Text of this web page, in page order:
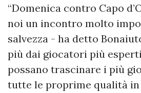
“Domenica contro Capo
noi un incontro molto
salvezza - ha detto
più dai giocatori più
possano trascinare i più
tutte le proprime qualità in